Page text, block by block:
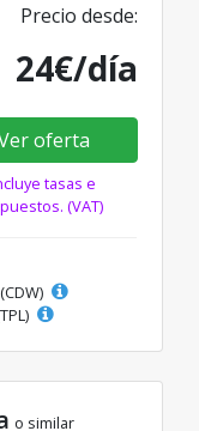
Precio desde:
24€/día
oferta
tasas e
(VAT)
o similar